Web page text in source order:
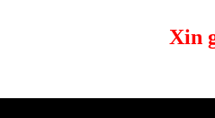
Xin